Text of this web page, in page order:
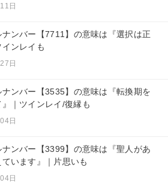
日
ナンバー【7711】の意味は『選択は正
インレイも
日
ナンバー【3535】の意味は『転換期を
｜ツインレイ/復縁も
日
ナンバー【3399】の意味は『聖人があ
います』｜片思いも
日